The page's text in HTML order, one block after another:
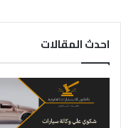
احدث المقالات